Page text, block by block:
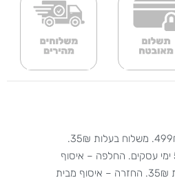
משלוח חינם בקנייה מעל 499₪. משלוח בעלות 35₪.
משלוח עד הבית מגיע עד 5 ימי עסקים. החלפה – איסוף
ושליחה מבית הלקוח בעלות 35₪. החזרה – איסוף מבית